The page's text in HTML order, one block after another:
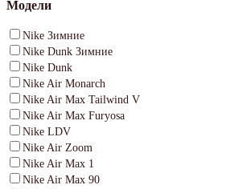
Модели
Nike Зимние
Nike Dunk Зимние
Nike Dunk
Nike Air Monarch
Nike Air Max Tailwind V
Nike Air Max Furyosa
Nike LDV
Nike Air Zoom
Nike Air Max 1
Nike Air Max 90